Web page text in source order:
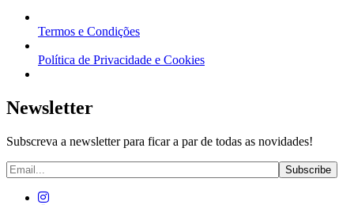
Termos e Condições
Política de Privacidade e Cookies
Newsletter
Subscreva a newsletter para ficar a par de todas as novidades!